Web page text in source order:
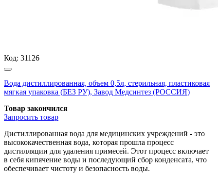
Код: 31126
Вода дистиллированная, объем 0,5л, стерильная, пластиковая
мягкая упаковка (БЕЗ РУ), Завод Медсинтез (РОССИЯ)
Товар закончился
Запросить товар
Дистиллированная вода для медицинских учреждений - это
высококачественная вода, которая прошла процесс
дистилляции для удаления примесей. Этот процесс включает
в себя кипячение воды и последующий сбор конденсата, что
обеспечивает чистоту и безопасность воды.